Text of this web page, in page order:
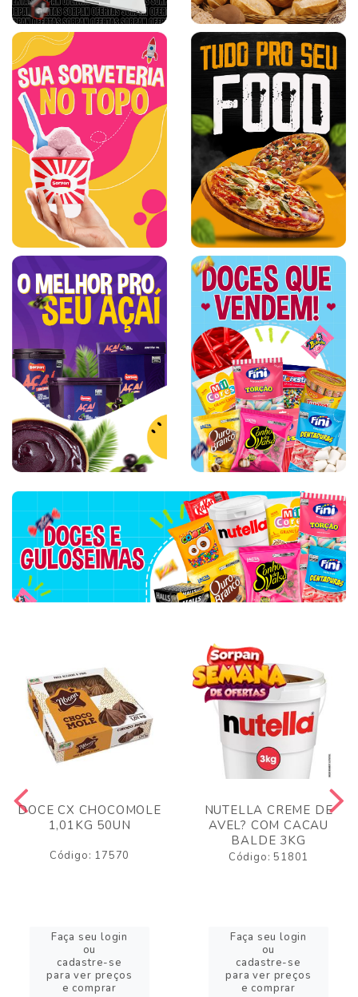
DOCE CX CHOCOMOLE
1,01KG 50UN
Código: 17570
Faça seu login
ou
cadastre-se
para ver preços
e comprar
NUTELLA CREME DE
AVEL? COM CACAU
BALDE 3KG
Código: 51801
Faça seu login
ou
cadastre-se
para ver preços
e comprar